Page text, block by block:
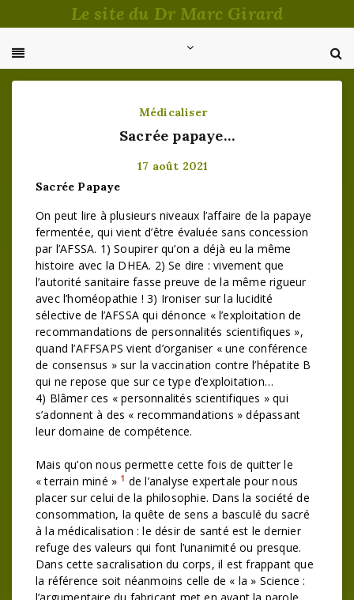
au
Le site du Dr Marc Girard
Médicaliser
Sacrée papaye…
17 août 2021
Sacrée Papaye
On peut lire à plusieurs niveaux l’affaire de la papaye
fermentée, qui vient d’être évaluée sans concession
par l’AFSSA. 1) Soupirer qu’on a déjà eu la même
histoire avec la DHEA. 2) Se dire : vivement que
l’autorité sanitaire fasse preuve de la même rigueur
avec l’homéopathie ! 3) Ironiser sur la lucidité
sélective de l’AFSSA qui dénonce « l’exploitation de
recommandations de personnalités scientifiques »,
quand l’AFFSAPS vient d’organiser « une conférence
de consensus » sur la vaccination contre l’hépatite B
qui ne repose que sur ce type d’exploitation…
4) Blâmer ces « personnalités scientifiques » qui
s’adonnent à des « recommandations » dépassant
leur domaine de compétence.
Mais qu’on nous permette cette fois de quitter le
« terrain miné » 1 de l’analyse expertale pour nous
placer sur celui de la philosophie. Dans la société de
consommation, la quête de sens a basculé du sacré
à la médicalisation : le désir de santé est le dernier
refuge des valeurs qui font l’unanimité ou presque.
Dans cette sacralisation du corps, il est frappant que
la référence soit néanmoins celle de « la » Science :